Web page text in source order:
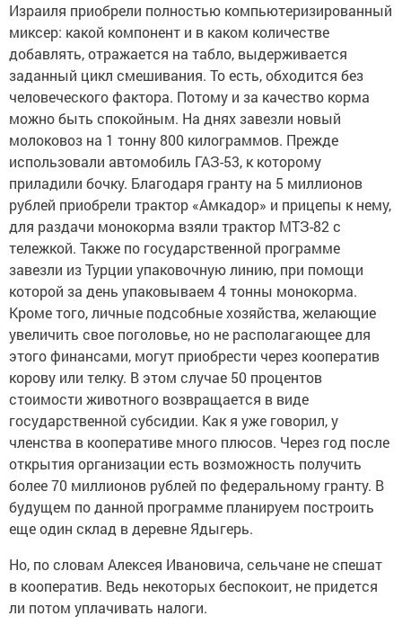
Израиля приобрели полностью компьютеризированный
миксер: какой компонент и в каком количестве
добавлять, отражается на табло, выдерживается
заданный цикл смешивания. То есть, обходится без
человеческого фактора. Потому и за качество корма
можно быть спокойным. На днях завезли новый
молоковоз на 1 тонну 800 килограммов. Прежде
использовали автомобиль ГАЗ-53, к которому
приладили бочку. Благодаря гранту на 5 миллионов
рублей приобрели трактор «Амкадор» и прицепы к нему,
для раздачи монокорма взяли трактор МТЗ-82 с
тележкой. Также по государственной программе
завезли из Турции упаковочную линию, при помощи
которой за день упаковываем 4 тонны монокорма.
Кроме того, личные подсобные хозяйства, желающие
увеличить свое поголовье, но не располагающее для
этого финансами, могут приобрести через кооператив
корову или телку. В этом случае 50 процентов
стоимости животного возвращается в виде
государственной субсидии. Как я уже говорил, у
членства в кооперативе много плюсов. Через год после
открытия организации есть возможность получить
более 70 миллионов рублей по федеральному гранту. В
будущем по данной программе планируем построить
еще один склад в деревне Ядыгерь.
Но, по словам Алексея Ивановича, сельчане не спешат
в кооператив. Ведь некоторых беспокоит, не придется
ли потом уплачивать налоги.